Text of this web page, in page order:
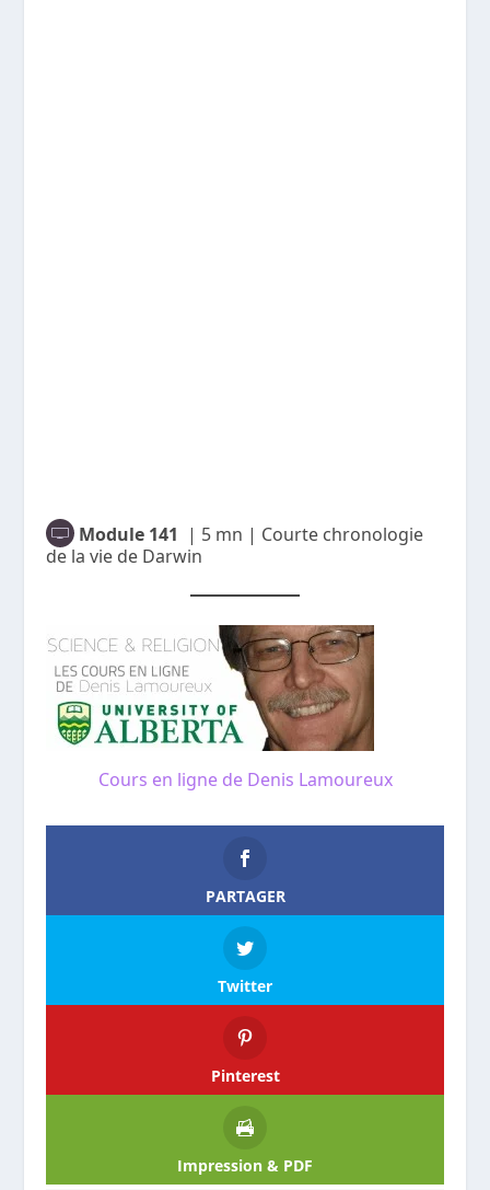
Module 141 | 5 mn | Courte chronologie
de la vie de Darwin
Cours en ligne de Denis Lamoureux
PARTAGER
Twitter
Pinterest
Impression & PDF